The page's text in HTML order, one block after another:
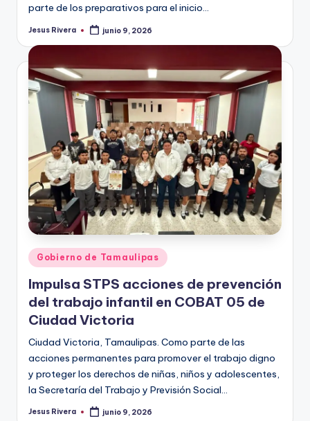
parte de los preparativos para el inicio…
Publicado
Jesus Rivera junio 9, 2026
Publicado
en
Gobierno de Tamaulipas
Impulsa STPS acciones de prevención
del trabajo infantil en COBAT 05 de
Ciudad Victoria
Ciudad Victoria, Tamaulipas. Como parte de las
acciones permanentes para promover el trabajo digno
y proteger los derechos de niñas, niños y adolescentes,
la Secretaría del Trabajo y Previsión Social…
Publicado
Jesus Rivera junio 9, 2026